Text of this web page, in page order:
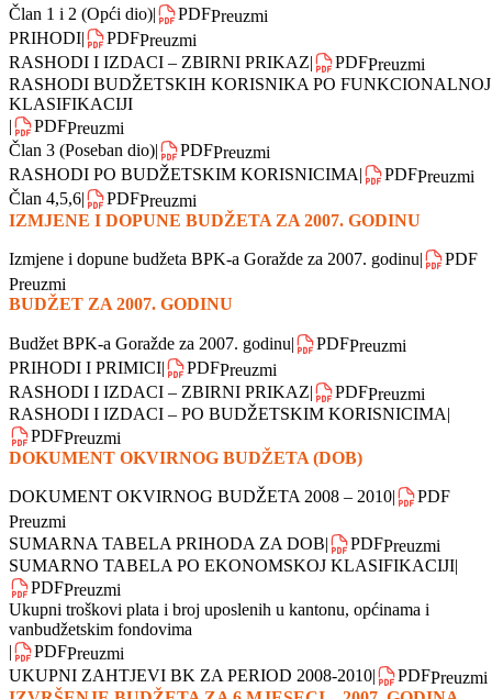
Budžet Bosansko-podrinjskog kantona Goražde za 2008. godinu
PDF Preuzmi
Član 1 i 2 (Opći dio)| PDFPreuzmi
PRIHODI| PDF
RASHODI I IZDACI – ZBIRNI PRIKAZ
RASHODI BUDŽETSKIH KORISNIKA PO FUNKCIONALNOJ
KLASIFIKACIJI
|
PDF Preuzmi
Član 3 (Poseban dio)| PDF Preuzmi
Član 4,5,6| PDFPreuzmi
IZMJENE I DOPUNE BUDŽETA ZA 2007. GODINU
Preuzmi
BUDŽET ZA 2007. GODINU
Budžet BPK-a Goražde za 2007. godinu| PDFPreuzmi
PRIHODI I PRIMICI
RASHODI I IZDACI – ZBIRNI PRIKAZ
PDF
RASHODI I IZDACI – PO BUDŽETSKIM KORISNICIMA
PDFPreuzmi
DOKUMENT OKVIRNOG BUDŽETA (DOB)
DOKUMENT OKVIRNOG BUDŽETA 2008 – 2010|
PDF
Preuzmi
SUMARNA TABELA PRIHODA ZA DOB| PDFPreuzmi
SUMARNO TABELA PO EKONOMSKOJ KLASIFIKACIJI
PDFPreuzmi
Ukupni troškovi plata i broj uposlenih u kantonu, općinama i
vanbudžetskim fondovima